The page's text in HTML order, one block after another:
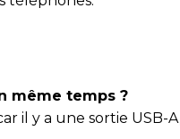
même temps ?
il y a une sortie USB-